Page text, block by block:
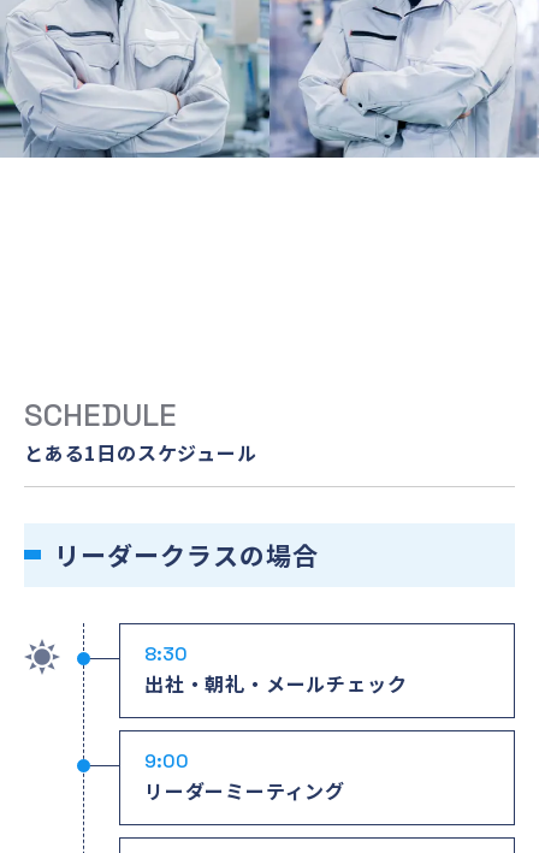
SCHEDULE
とある1日のスケジュール
リーダークラスの場合
8:30
出社・朝礼・メールチェック
9:00
リーダーミーティング